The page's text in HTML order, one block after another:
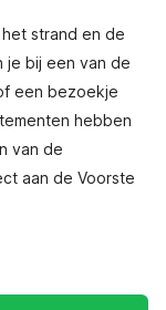
strand en de
je bij een van de
een bezoekje
hebben
van de
aan de Voorste